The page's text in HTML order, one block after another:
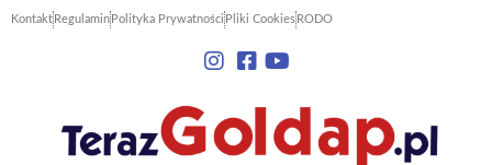
Kontakt Regulamin Polityka Prywatności Pliki Cookies RODO